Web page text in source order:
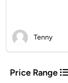
Tenny
Price Range